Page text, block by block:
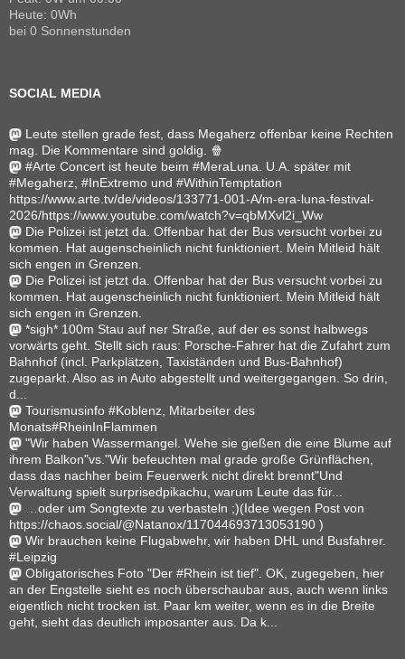
Heute: 0Wh
bei 0 Sonnenstunden
SOCIAL MEDIA
Leute stellen grade fest, dass Megaherz offenbar keine Rechten
mag. Die Kommentare sind goldig. 🍿
#Arte Concert ist heute beim #MeraLuna. U.A. später mit
#Megaherz, #InExtremo und #WithinTemptation
https://www.arte.tv/de/videos/133771-001-A/m-era-luna-festival-
2026/https://www.youtube.com/watch?v=qbMXvl2i_Ww
Die Polizei ist jetzt da. Offenbar hat der Bus versucht vorbei zu
kommen. Hat augenscheinlich nicht funktioniert. Mein Mitleid hält
sich engen in Grenzen.
Die Polizei ist jetzt da. Offenbar hat der Bus versucht vorbei zu
kommen. Hat augenscheinlich nicht funktioniert. Mein Mitleid hält
sich engen in Grenzen.
*sigh* 100m Stau auf ner Straße, auf der es sonst halbwegs
vorwärts geht. Stellt sich raus: Porsche-Fahrer hat die Zufahrt zum
Bahnhof (incl. Parkplätzen, Taxiständen und Bus-Bahnhof)
zugeparkt. Also as in Auto abgestellt und weitergegangen. So drin,
d...
Tourismusinfo #Koblenz, Mitarbeiter des
Monats#RheinInFlammen
"Wir haben Wassermangel. Wehe sie gießen die eine Blume auf
ihrem Balkon"vs."Wir befeuchten mal grade große Grünflächen,
dass das nachher beim Feuerwerk nicht direkt brennt"Und
Verwaltung spielt surprisedpikachu, warum Leute das für...
…oder um Songtexte zu verbasteln ;)(Idee wegen Post von
https://chaos.social/@Natanox/117044693713053190 )
Wir brauchen keine Flugabwehr, wir haben DHL und Busfahrer.
#Leipzig
Obligatorisches Foto "Der #Rhein ist tief". OK, zugegeben, hier
an der Engstelle sieht es noch überschaubar aus, auch wenn links
eigentlich nicht trocken ist. Paar km weiter, wenn es in die Breite
geht, sieht das deutlich imposanter aus. Da k...